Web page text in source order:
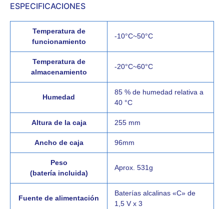
ESPECIFICACIONES
Temperatura de
funcionamiento
-10°C~50°C
Temperatura de
almacenamiento
-20°C~60°C
Humedad
85 % de humedad relativa a
40 °C
Altura de la caja 255 mm
Ancho de caja 96mm
Peso
(batería incluida)
Aprox. 531g
Fuente de alimentación
Baterías alcalinas «C» de
1,5 V x 3